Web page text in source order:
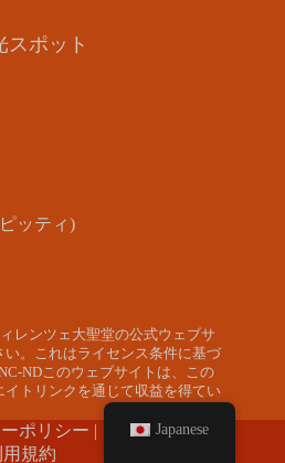
スポット
ッティ)
レンツェ大聖堂の公式ウェブサ
。これはライセンス条件に基づ
NDこのウェブサイトは、この
トリンクを通じて収益を得てい
ポリシー |
クッキーポリシ
規約
Japanese